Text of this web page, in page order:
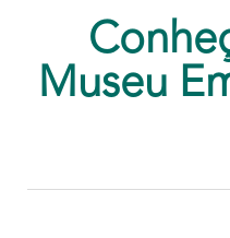
Museu